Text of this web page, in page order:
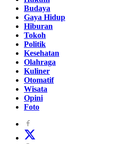
Budaya
Gaya Hidup
Hiburan
Tokoh
Politik
Kesehatan
Olahraga
Kuliner
Otomatif
Wisata
Opini
Foto